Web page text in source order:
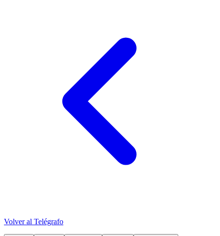
Volver al Telégrafo